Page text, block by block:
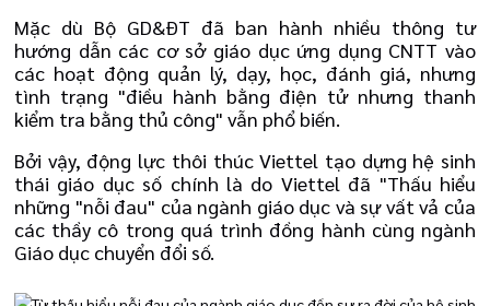
Mặc dù Bộ GD&ĐT đã ban hành nhiều thông tư
hướng dẫn các cơ sở giáo dục ứng dụng CNTT vào
các hoạt động quản lý, dạy, học, đánh giá, nhưng
tình trạng "điều hành bằng điện tử nhưng thanh
kiểm tra bằng thủ công" vẫn phổ biến.
Bởi vậy, động lực thôi thúc Viettel tạo dựng hệ sinh
thái giáo dục số chính là do Viettel đã "Thấu hiểu
những "nỗi đau" của ngành giáo dục và sự vất vả của
các thầy cô trong quá trình đồng hành cùng ngành
Giáo dục chuyển đổi số.